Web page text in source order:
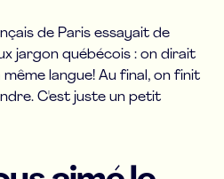
de Paris essayait de
jargon québécois : on dirait
langue! Au final, on finit
C'est juste un petit